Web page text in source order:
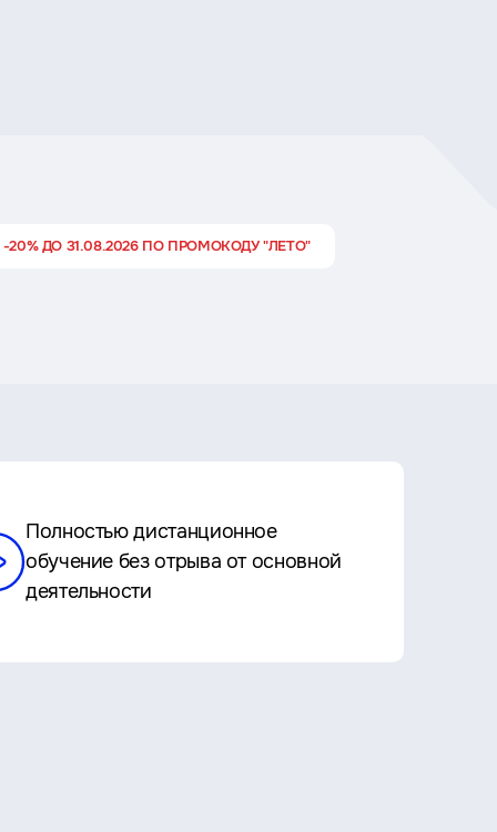
20% ДО 31.08.2026 ПО ПРОМОКОДУ "ЛЕТО"
Полностью дистанционное
обучение без отрыва от основной
деятельности